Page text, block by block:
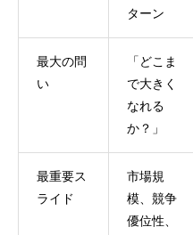
ターン
最大の問
い
「どこま
で大きく
なれる
か？」
最重要ス
ライド
市場規
模、競争
優位性、